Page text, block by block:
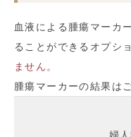
血液による腫瘍マーカ
ることができるオプシ
ません。
腫瘍マーカーの結果は